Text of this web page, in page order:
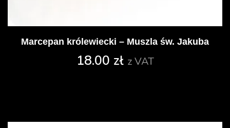
Marcepan królewiecki – Muszla św. Jakuba
18.00 zł z VAT